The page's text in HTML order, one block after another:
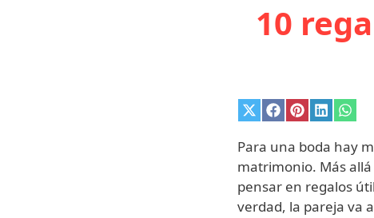
10
Compartir
X
(Twitter)
Compartir
Facebook
Compartir
Pinterest
Para una boda hay
matrimonio. Más
pensar en regalos
verdad, la pareja va